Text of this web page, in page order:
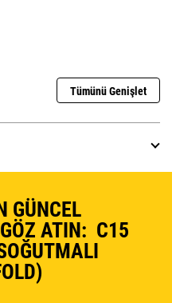
Tümünü Genişlet
GÜNCEL
ATIN: C15